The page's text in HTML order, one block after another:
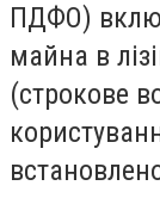
ПДФО)
майна в
(строкове